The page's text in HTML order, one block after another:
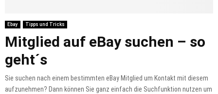
Ebay Tipps und Tricks
Mitglied auf eBay suchen – so
geht´s
Sie suchen nach einem bestimmten eBay Mitglied um Kontakt mit diesem
aufzunehmen? Dann können Sie ganz einfach die Suchfunktion nutzen um